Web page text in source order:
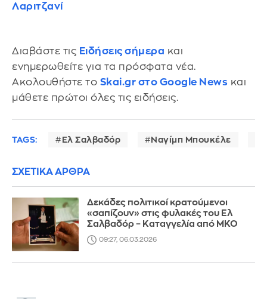
Λαριτζανί
Διαβάστε τις Ειδήσεις σήμερα και
ενημερωθείτε για τα πρόσφατα νέα.
Ακολουθήστε το Skai.gr στο Google News και
μάθετε πρώτοι όλες τις ειδήσεις.
TAGS: Ελ Σαλβαδόρ Ναγίμπ Μπουκέλε
ΣΧΕΤΙΚΑ ΑΡΘΡΑ
Δεκάδες πολιτικοί κρατούμενοι
«σαπίζουν» στις φυλακές του Ελ
Σαλβαδόρ – Καταγγελία από ΜΚΟ
09:27, 06.03.2026